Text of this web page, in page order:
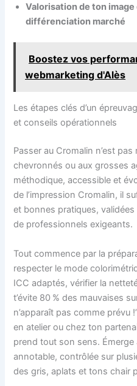
Valorisation de ton image
différenciation marché
Boostez vos
webmarketing d'Alès
Les étapes clés d’un
et conseils opérationnels
Passer au Cromalin n’est
chevronnés ou aux grosses
méthodique, accessible et
de l’impression Cromalin, il
et bonnes pratiques,
de professionnels exigeants.
Tout commence par la
respecter le mode
ICC adaptés, vérifier la
t’évite 80 % des mauvaises
n’apparaît pas comme prévu
en atelier ou chez ton
prend tout son sens.
annotable, contrôlée sur
des gris, aplats et tons chair